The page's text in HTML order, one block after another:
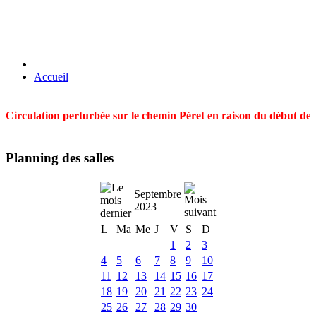
Accueil
Circulation perturbée sur le chemin Péret en raison du début
Planning des salles
Septembre
2023
L
Ma Me J V S
D
1
2
3
4
5 6 7 8 9
10
11
12 13 14 15 16 17
18 19 20 21 22 23 24
25 26 27 28 29 30